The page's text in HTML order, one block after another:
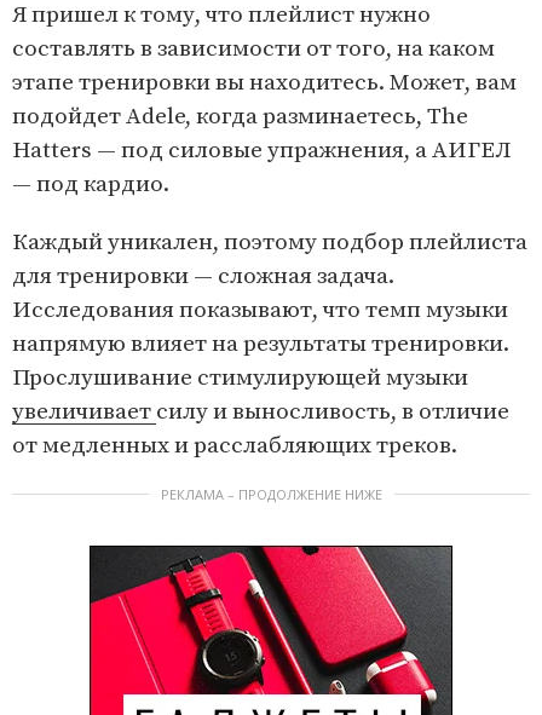
Я пришел к тому, что плейлист нужно
составлять в зависимости от того, на каком
этапе тренировки вы находитесь. Может, вам
подойдет Adele, когда разминаетесь, The
Hatters — под силовые упражнения, а АИГЕЛ
— под кардио.
Каждый уникален, поэтому подбор плейлиста
для тренировки — сложная задача.
Исследования показывают, что темп музыки
напрямую влияет на результаты тренировки.
Прослушивание стимулирующей музыки
увеличивает силу и выносливость, в отличие
от медленных и расслабляющих треков.
РЕКЛАМА – ПРОДОЛЖЕНИЕ НИЖЕ